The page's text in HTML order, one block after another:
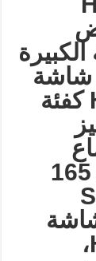
شاشة
كفئة
تدعم معدل تحديث بنسبة 165
شاشة
،